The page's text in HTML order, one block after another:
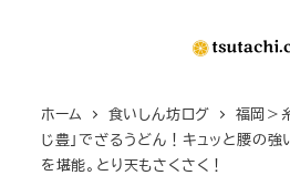
ホーム 食いしん坊ログ 福岡＞
じ豊」でざるうどん！キュッと腰の
を堪能。とり天もさくさく！